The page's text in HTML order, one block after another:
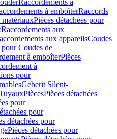
Raccordements à
à emboîterRaccords
matériauxPièces détachées pour
Raccordements aux
aux appareilsCoudes
pour Coudes de
à emboîterPièces
à
pour
Geberit Silent-
PiècesPièces détachées
pour
pour
détachées pour
Pièces détachées pour